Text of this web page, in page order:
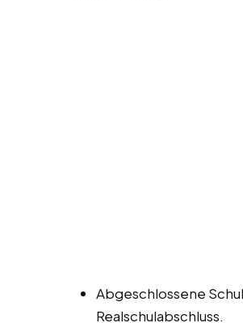
Abgeschlossene
Realschulabschluss.